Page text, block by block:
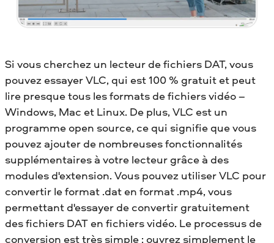
Si vous cherchez un lecteur de fichiers DAT, vous
pouvez essayer VLC, qui est 100 % gratuit et peut
lire presque tous les formats de fichiers vidéo –
Windows, Mac et Linux. De plus, VLC est un
programme open source, ce qui signifie que vous
pouvez ajouter de nombreuses fonctionnalités
supplémentaires à votre lecteur grâce à des
modules d'extension. Vous pouvez utiliser VLC pour
convertir le format .dat en format .mp4, vous
permettant d'essayer de convertir gratuitement
des fichiers DAT en fichiers vidéo. Le processus de
conversion est très simple : ouvrez simplement le